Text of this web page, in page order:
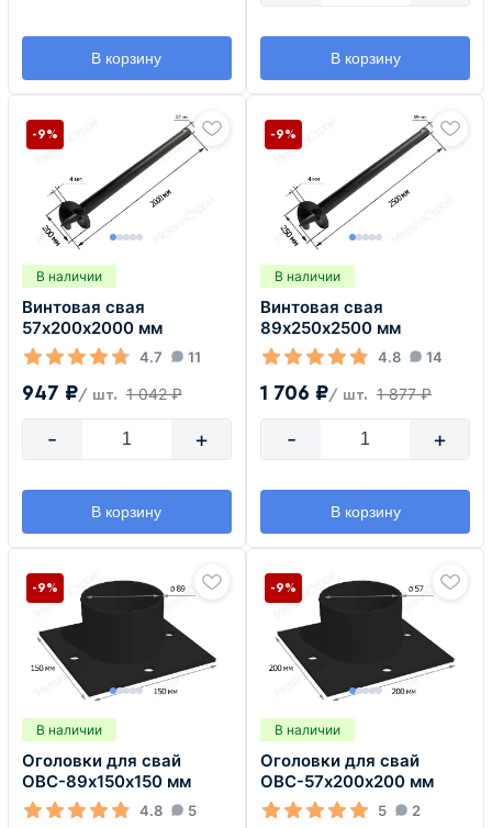
В корзину В корзину
В наличии
Винтовая свая
57х200х2000 мм
4.7 11
947 ₽/ шт. 1 042 ₽
-9%
- +
В корзину
В наличии
Винтовая свая
89х250х2500 мм
4.8 14
1 706 ₽/ шт. 1 877 ₽
-9%
- +
В корзину
В наличии
Оголовки для свай
ОВС-89х150х150 мм
4.8 5
-9%
В наличии
Оголовки для свай
ОВС-57х200х200 мм
5 2
-9%